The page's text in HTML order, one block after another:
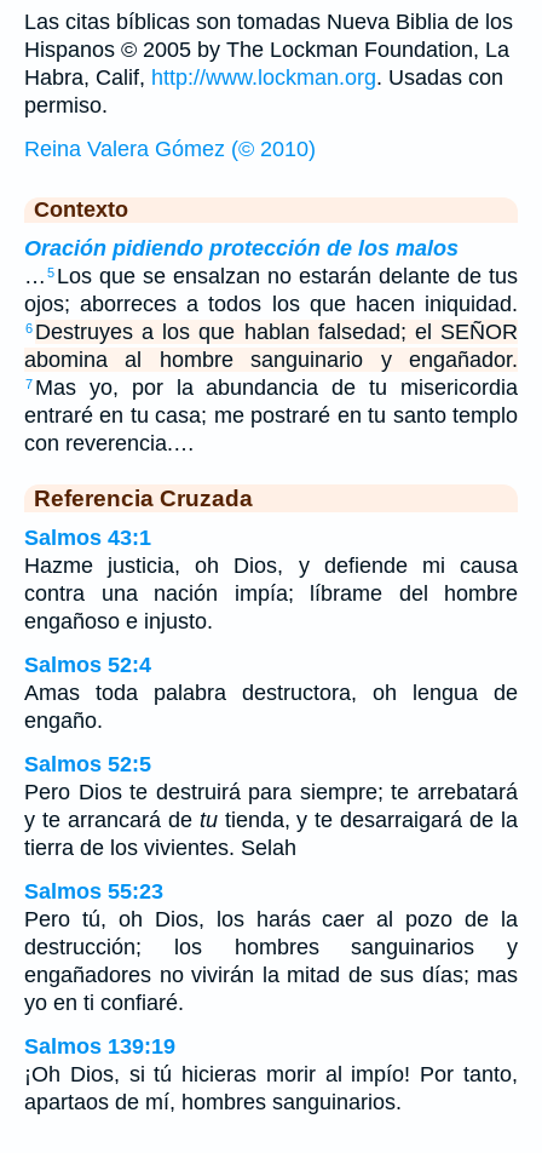
Las citas bíblicas son tomadas Nueva Biblia de los
Hispanos © 2005 by The Lockman Foundation, La
Habra, Calif, http://www.lockman.org. Usadas con
permiso.
Reina Valera Gómez (© 2010)
Contexto
Oración pidiendo protección de los malos
… 5 Los que se ensalzan no estarán delante de tus
ojos; aborreces a todos los que hacen iniquidad.
6 Destruyes a los que hablan falsedad; el SEÑOR
abomina al hombre sanguinario y engañador.
7 Mas yo, por la abundancia de tu misericordia
entraré en tu casa; me postraré en tu santo templo
con reverencia.…
Referencia Cruzada
Salmos 43:1
Hazme justicia, oh Dios, y defiende mi causa
contra una nación impía; líbrame del hombre
engañoso e injusto.
Salmos 52:4
Amas toda palabra destructora, oh lengua de
engaño.
Salmos 52:5
Pero Dios te destruirá para siempre; te arrebatará
y te arrancará de tutienda, y te desarraigará de la
tierra de los vivientes. Selah
Salmos 55:23
Pero tú, oh Dios, los harás caer al pozo de la
destrucción; los hombres sanguinarios y
engañadores no vivirán la mitad de sus días; mas
yo en ti confiaré.
Salmos 139:19
¡Oh Dios, si tú hicieras morir al impío! Por tanto,
apartaos de mí, hombres sanguinarios.